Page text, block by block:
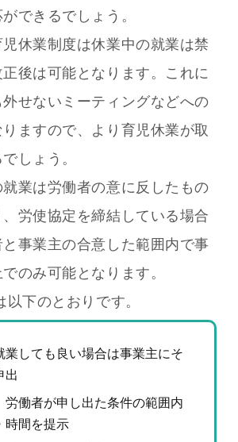
できるでしょう。
休業制度は休業中の就業は禁
後は可能となります。 これに
せないミーティングなどへの
ますので、より育児休業が取
しょう。
業は労働者の意に反したもの
労使協定を締結している場合
事業主の合意した範囲内で事
のみ可能となります。
下のとおりです。
業しても良い場合は事業主にそ
出
労働者が申し出た条件の範囲内
時間を提示